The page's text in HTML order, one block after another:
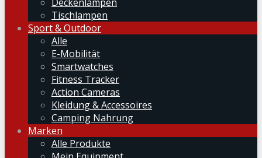
Tischlampen
Sport & Outdoor
Alle
E-Mobilität
Smartwatches
Fitness Tracker
Action Cameras
Kleidung & Accessoires
Camping Nahrung
Marken
Alle Produkte